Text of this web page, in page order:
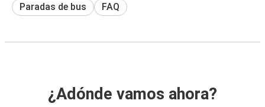
Paradas de bus FAQ
¿Adónde vamos ahora?